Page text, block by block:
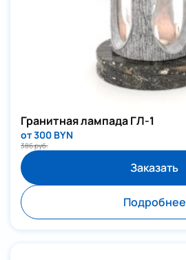
Гранитная лампада ГЛ-1
от 300 BYN
386 руб.
Заказать
Подробнее